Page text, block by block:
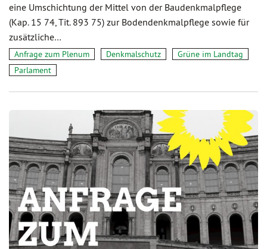
eine Umschichtung der Mittel von der Baudenkmalpflege
(Kap. 15 74, Tit. 893 75) zur Bodendenkmalpflege sowie für
zusätzliche…
Anfrage zum Plenum Denkmalschutz
Grüne im Landtag
Parlament